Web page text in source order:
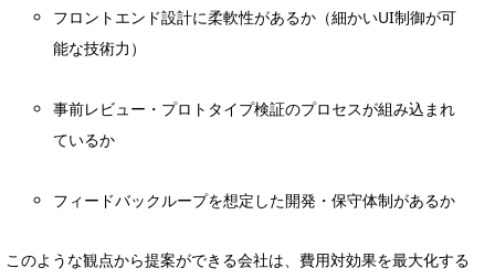
フロントエンド設計に柔軟性があるか（細かいUI制御が可
能な技術力）
事前レビュー・プロトタイプ検証のプロセスが組み込まれ
ているか
フィードバックループを想定した開発・保守体制があるか
このような観点から提案ができる会社は、費用対効果を最大化する